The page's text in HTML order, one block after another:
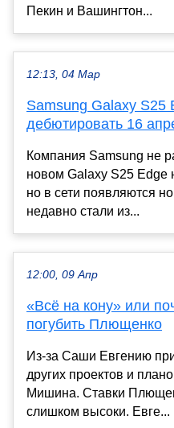
Пекин и Вашингтон...
12:13, 04 Мар
Samsung Galaxy S25
дебютировать 16
Компания Samsung не
новом Galaxy S25 Edge
но в сети появляются
недавно стали из...
12:00, 09 Апр
«Всё на кону» или
погубить Плющенко
Из-за Саши Евгению
других проектов и
Мишина. Ставки
слишком высоки. Евге...